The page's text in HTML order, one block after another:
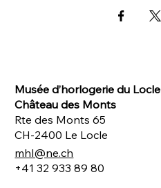
Musée d’horlogerie du Locle
Château des Monts
Rte des Monts 65
CH-2400 Le Locle
mhl@ne.ch
+41 32 933 89 80